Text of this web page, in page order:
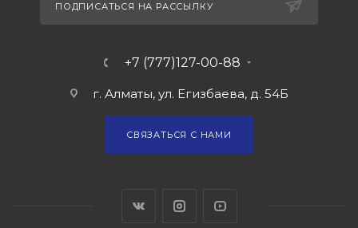
ПОДПИСАТЬСЯ НА РАССЫЛКУ
+7 (777)127-00-88
г. Алматы, ул. Егизбаева, д. 54Б
СВЯЗАТЬСЯ С НАМИ